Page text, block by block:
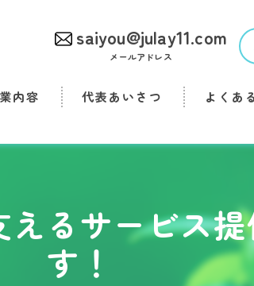
saiyou@julay11.com
メールアドレス
内容 代表あいさつ よくあ
るサービス
す！